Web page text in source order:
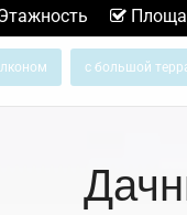
с большой